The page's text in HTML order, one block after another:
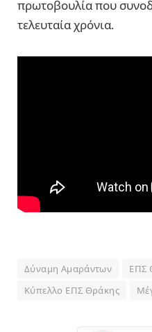
πρωτοβουλία που
τελευταία χρόνια.
Δύναμη Αμαράντων
ΕΠΣ
Κύπελλο ΕΠΣ Θράκης